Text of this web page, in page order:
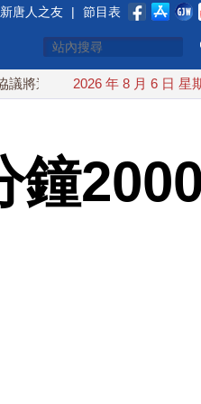
新唐人之友 | 節目表
？伊朗傳不收通行費 配合
2026 年 8 月 6 日 星
鐘2000